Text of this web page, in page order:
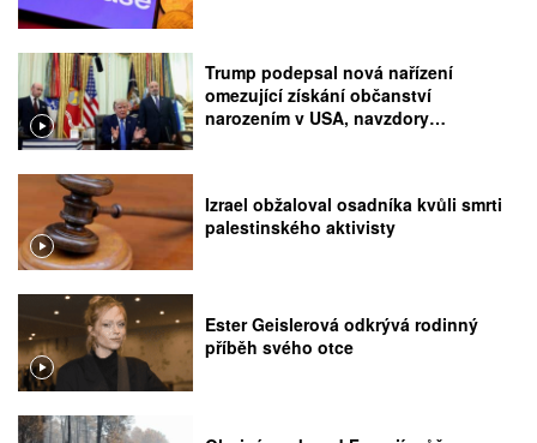
Trump podepsal nová nařízení
omezující získání občanství
narozením v USA, navzdory
Izrael obžaloval osadníka kvůli smrti
palestinského aktivisty
Ester Geislerová odkrývá rodinný
příběh svého otce